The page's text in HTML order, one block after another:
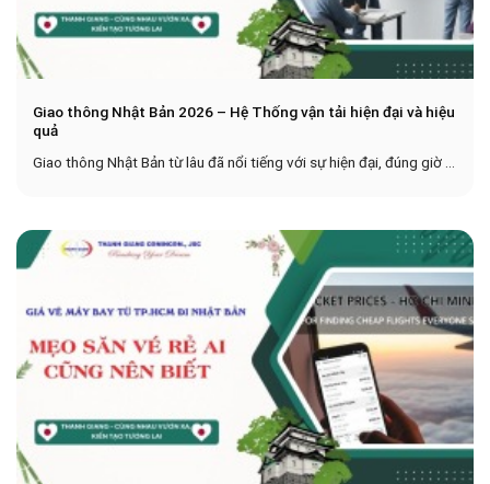
Giao thông Nhật Bản 2026 – Hệ Thống vận tải hiện đại và hiệu
quả
Giao thông Nhật Bản từ lâu đã nổi tiếng với sự hiện đại, đúng giờ ...